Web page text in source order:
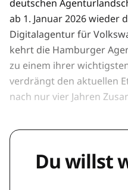
deutschen
ab 1. Januar 2026 wieder
Digitalagentur für
kehrt die Hamburger
zu einem ihrer
verdrängt den aktuellen
nach nur vier Jahren
Du willst